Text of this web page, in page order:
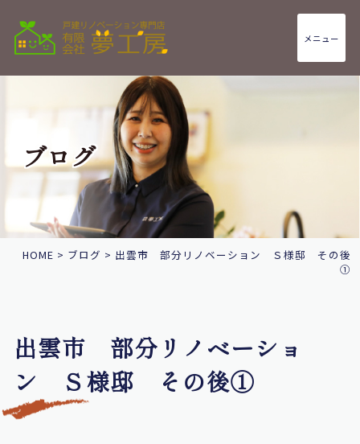
メニュー
ブログ
HOME > ブログ > 出雲市 部分リノベーション Ｓ様邸 その後
①
出雲市 部分リノベーショ
ン Ｓ様邸 その後①